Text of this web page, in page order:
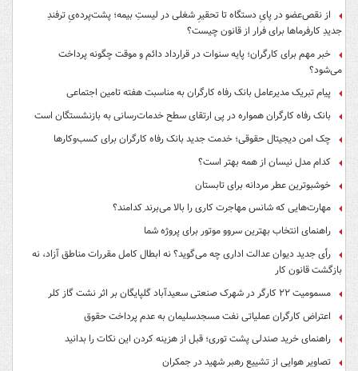
از نقص‌عضو در پایِ دستگاه تا تحقیرِ شغلی در لیستِ بیمه؛ پشت‌پرده‌یِ ترفندِ
جدیدِ کارفرماها برای فرار از قانون چیست؟
خبر مهم برای کارگران؛ پایه سنوات در قرارداد دائم و موقت چگونه پرداخت
می‌شود؟
پیام تبریک مدیرعامل بانک رفاه کارگران به مناسبت هفته تامین اجتماعی
بانک رفاه کارگران همواره در پی ارتقای سطح خدمات‌رسانی به بازنشستگان است
چک امن دیجیتال حقوقی؛ خدمت جدید بانک رفاه کارگران برای کسب‌وکارها
کدام مدل نیسان از همه بهتر است؟
خوشبوترین عطر مردانه برای تابستان
مهارت‌هایی که شانس مهاجرت کاری را بالا می‌برند کدامند؟
راهنمای انتخاب بهترین سروو موتور برای پروژه شما
رأی جدید دیوان عدالت اداری چه می‌گوید؟ نه ابطال کامل مقررات مناطق آزاد، نه
بازگشت قانون کار
مسمومیت ۲۲ کارگر در شهرک صنعتی سعیدآباد گلپایگان بر اثر نشت گاز کلر
اعتراض کارگران عملیاتی نفت مسجدسلیمان به عدم پرداخت حقوق
راهنمای خرید صندلی پشت توری؛ قبل از هزینه کردن این نکات را بدانید
تصاویر هوایی از تشییع رهبر شهید در جمکران